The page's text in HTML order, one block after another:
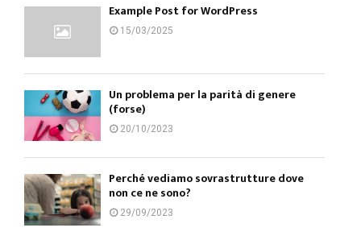
Example Post for WordPress
15/03/2025
Un problema per la parità di genere
(forse)
20/10/2023
Perché vediamo sovrastrutture dove
non ce ne sono?
29/09/2023